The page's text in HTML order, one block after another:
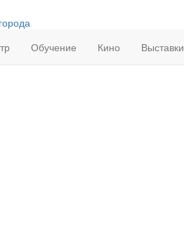
Обучение Кино Выставки